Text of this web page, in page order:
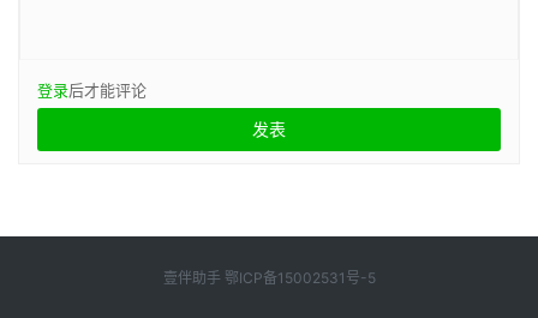
登录后才能评论
壹伴助手 鄂ICP备15002531号-5